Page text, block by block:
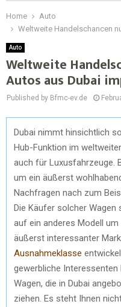
Home
Auto
Weltweite Handelschancen
Auto
Weltweite
Autos aus Dubai
Published by Bfmc-ev.de
Dubai nimmt hinsichtlich
Hub-Funktion im
auch für Luxusfahrzeuge.
um ein äußerst
Nachfragen nach zum
Die Käufer solcher Wagen
auf ein anderes Modell
äußerst interessanter
Ausnahmeklasse
gewerbliche
Wagen, die in Dubai
ziehen. Es steht Ihnen